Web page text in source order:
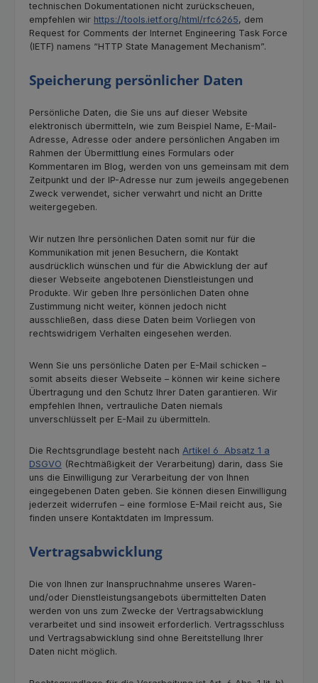
technischen Dokumentationen nicht zurückscheuen,
empfehlen wir https://tools.ietf.org/html/rfc6265, dem
Request for Comments der Internet Engineering Task Force
(IETF) namens “HTTP State Management Mechanism”.
Speicherung persönlicher Daten
Persönliche Daten, die Sie uns auf dieser Website
elektronisch übermitteln, wie zum Beispiel Name, E-Mail-
Adresse, Adresse oder andere persönlichen Angaben im
Rahmen der Übermittlung eines Formulars oder
Kommentaren im Blog, werden von uns gemeinsam mit dem
Zeitpunkt und der IP-Adresse nur zum jeweils angegebenen
Zweck verwendet, sicher verwahrt und nicht an Dritte
weitergegeben.
Wir nutzen Ihre persönlichen Daten somit nur für die
Kommunikation mit jenen Besuchern, die Kontakt
ausdrücklich wünschen und für die Abwicklung der auf
dieser Webseite angebotenen Dienstleistungen und
Produkte. Wir geben Ihre persönlichen Daten ohne
Zustimmung nicht weiter, können jedoch nicht
ausschließen, dass diese Daten beim Vorliegen von
rechtswidrigem Verhalten eingesehen werden.
Wenn Sie uns persönliche Daten per E-Mail schicken –
somit abseits dieser Webseite – können wir keine sichere
Übertragung und den Schutz Ihrer Daten garantieren. Wir
empfehlen Ihnen, vertrauliche Daten niemals
unverschlüsselt per E-Mail zu übermitteln.
Die Rechtsgrundlage besteht nach Artikel 6 Absatz 1 a
DSGVO (Rechtmäßigkeit der Verarbeitung) darin, dass Sie
uns die Einwilligung zur Verarbeitung der von Ihnen
eingegebenen Daten geben. Sie können diesen Einwilligung
jederzeit widerrufen – eine formlose E-Mail reicht aus, Sie
finden unsere Kontaktdaten im Impressum.
Vertragsabwicklung
Die von Ihnen zur Inanspruchnahme unseres Waren-
und/oder Dienstleistungsangebots übermittelten Daten
werden von uns zum Zwecke der Vertragsabwicklung
verarbeitet und sind insoweit erforderlich. Vertragsschluss
und Vertragsabwicklung sind ohne Bereitstellung Ihrer
Daten nicht möglich.